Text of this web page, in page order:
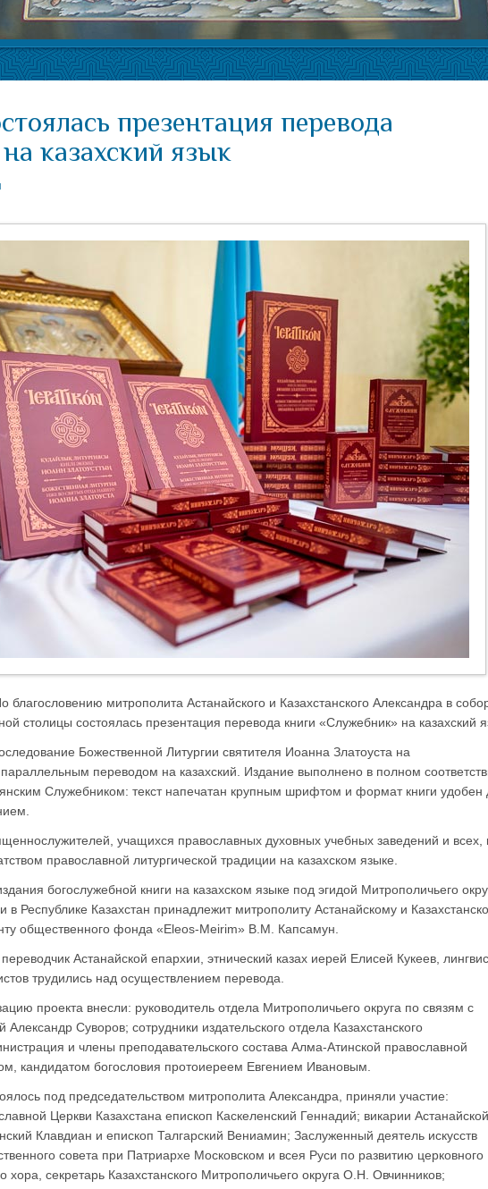
презентация перевода
казахский язык
митрополита Астанайского и Казахстанского Александра в
столицы состоялась презентация перевода книги «Служебник» на казахский
Божественной Литургии святителя Иоанна Златоуста на
переводом на казахский. Издание выполнено в полном
Служебником: текст напечатан крупным шрифтом и формат книги удобен
учащихся православных духовных учебных заведений и всех,
православной литургической традиции на казахском языке.
богослужебной книги на казахском языке под эгидой Митрополичьего
в Республике Казахстан принадлежит митрополиту Астанайскому и
общественного фонда «Eleos-Meirim» В.М. Капсамун.
Астанайской епархии, этнический казах иерей Елисей Кукеев,
трудились над осуществлением перевода.
проекта внесли: руководитель отдела Митрополичьего округа по связям с
Суворов; сотрудники издательского отдела Казахстанского
и члены преподавательского состава Алма-Атинской православной
кандидатом богословия протоиереем Евгением Ивановым.
под председательством митрополита Александра, приняли участие:
Церкви Казахстана епископ Каскеленский Геннадий; викарии Астанайской
Клавдиан и епископ Талгарский Вениамин; Заслуженный деятель искусств
совета при Патриархе Московском и всея Руси по развитию церковного
хора, секретарь Казахстанского Митрополичьего округа О.Н. Овчинников;